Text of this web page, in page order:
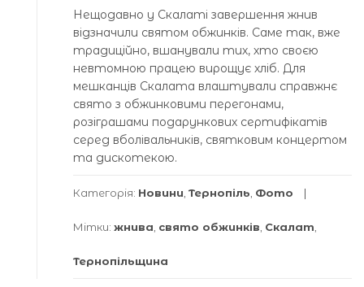
Нещодавно у Скалаті завершення жнив
відзначили святом обжинків. Саме так, вже
традиційно, вшанували тих, хто своєю
невтомною працею вирощує хліб. Для
мешканців Скалата влаштували справжнє
свято з обжинковими перегонами,
розіграшами подарункових сертифікатів
серед вболівальників, святковим концертом
та дискотекою.
Категорія: Новини Тернопіль Фото
Мітки: жнива свято обжинків Скалат
Тернопільщина